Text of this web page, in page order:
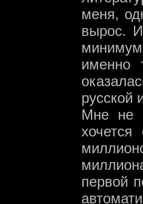
меня,
вырос.
именно
русской
Мне не
первой